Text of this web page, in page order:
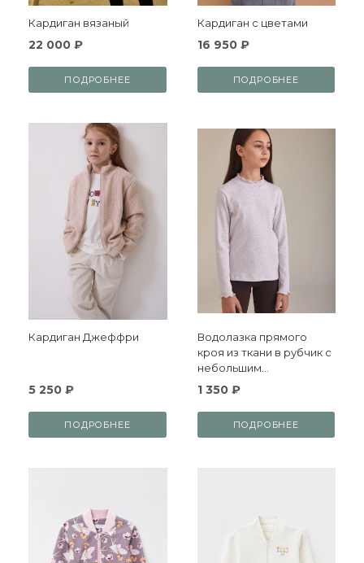
Кардиган вязаный
22 000 ₽
ПОДРОБНЕЕ
Кардиган с цветами
16 950 ₽
ПОДРОБНЕЕ
Кардиган Джеффри
5 250 ₽
ПОДРОБНЕЕ
Водолазка прямого
кроя из ткани в рубчик с
небольшим
утеплителем
1 350 ₽
ПОДРОБНЕЕ